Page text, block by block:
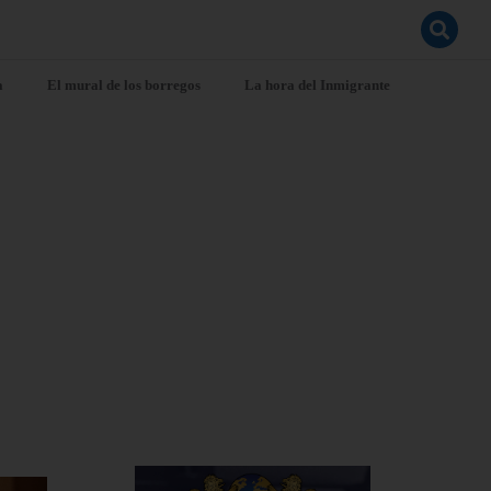
El mural de los borregos La hora del Inmigrante